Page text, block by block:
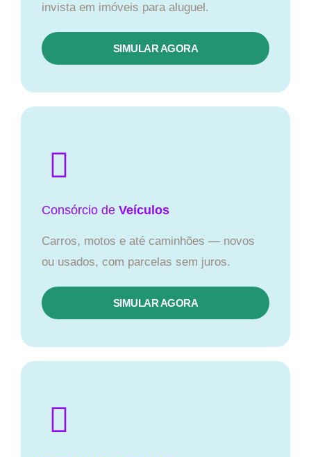
invista em imóveis para aluguel.
SIMULAR AGORA​
Consórcio de Veículos
Carros, motos e até caminhões — novos
ou usados, com parcelas sem juros.
SIMULAR AGORA